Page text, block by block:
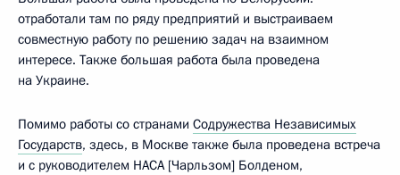
отработали там по ряду предприятий и выстраиваем
совместную работу по решению задач на взаимном
интересе. Также большая работа была проведена
на Украине.
Помимо работы со странами Содружества Независимых
Государств, здесь, в Москве также была проведена встреча
и с руководителем НАСА [Чарльзом] Болденом,